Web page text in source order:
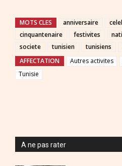
MOTS CLES anniversaire
cinquantenaire
festivites
societe
tunisien tunisiens
AFFECTATION
Autres activites
Tunisie
A ne pas rater